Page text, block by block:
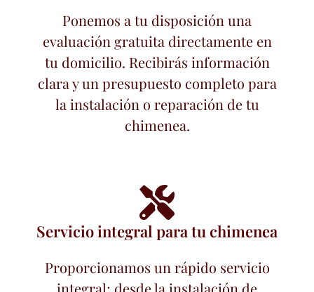
Ponemos a tu disposición una
evaluación gratuita directamente en
tu domicilio. Recibirás información
clara y un presupuesto completo para
la instalación o reparación de tu
chimenea.
Servicio integral para tu chimenea
Proporcionamos un rápido servicio